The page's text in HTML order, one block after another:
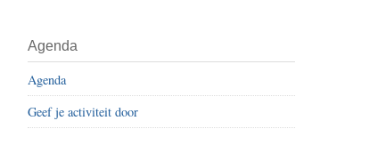
t
e
e
s
i
t
e
Agenda
Agenda
Geef je activiteit door